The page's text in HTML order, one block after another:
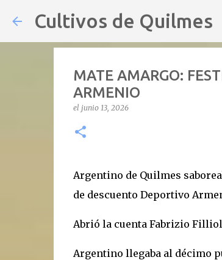
Cultivos de Quilmes
MATE AMARGO:
ARMENIO
el junio 13, 2026
Argentino de Quilmes
de descuento Deportivo
Abrió la cuenta Fabrizio
Argentino llegaba al décimo